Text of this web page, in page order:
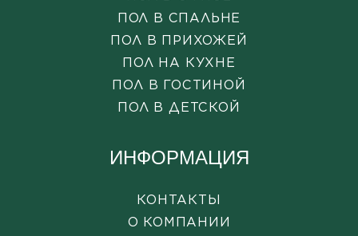
ПОЛ В СПАЛЬНЕ
ПОЛ В ПРИХОЖЕЙ
ПОЛ НА КУХНЕ
ПОЛ В ГОСТИНОЙ
ПОЛ В ДЕТСКОЙ
ИНФОРМАЦИЯ
КОНТАКТЫ
О КОМПАНИИ